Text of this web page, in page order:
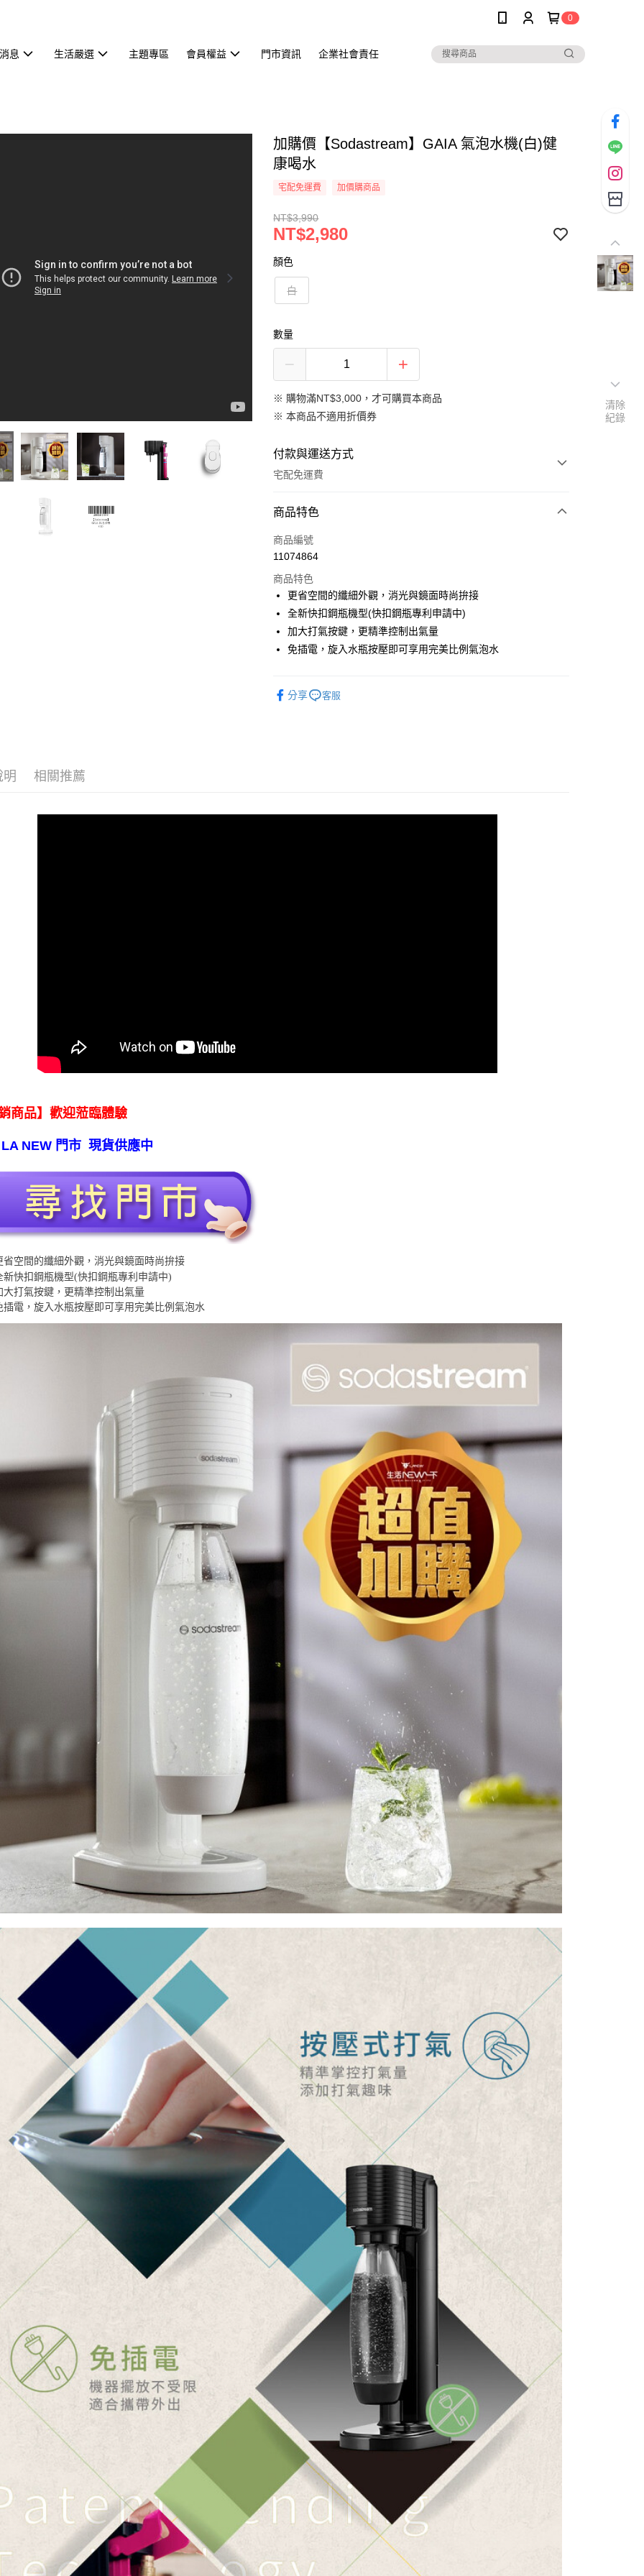
0
息 生活嚴選 主題專區 會員權益 門市資訊 企業社會責任
加購價【Sodastream】GAIA 氣泡水機(白)健
康喝水
宅配免運費 加價購商品
NT$3,990
NT$2,980
顏色
白
數量
※ 購物滿NT$3,000，才可購買本商品
※ 本商品不適用折價券
付款與運送方式
宅配免運費
付款方式
信用卡一次付款
Apple Pay
悠遊付
Google Pay
ATM付款
【免運費】
商品特色
商品編號
11074864
商品特色
更省空間的纖細外觀，消光與鏡面時尚拚接
全新快扣鋼瓶機型(快扣鋼瓶專利申請中)
加大打氣按鍵，更精準控制出氣量
免插電，旋入水瓶按壓即可享用完美比例氣泡水
分享 客服
明 相關推薦
商品】歡迎蒞臨體驗
NEW 門市 現貨供應中
省空間的纖細外觀，消光與鏡面時尚拚接
新快扣鋼瓶機型(快扣鋼瓶專利申請中)
大打氣按鍵，更精準控制出氣量
插電，旋入水瓶按壓即可享用完美比例氣泡水
清除
紀錄